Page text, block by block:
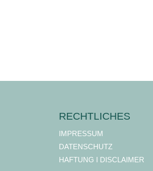
RECHTLICHES
IMPRESSUM
DATENSCHUTZ
HAFTUNG I DISCLAIMER